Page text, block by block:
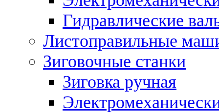
Гидравлические
Листоправильные
Зиговочные станки
Зиговка ручная